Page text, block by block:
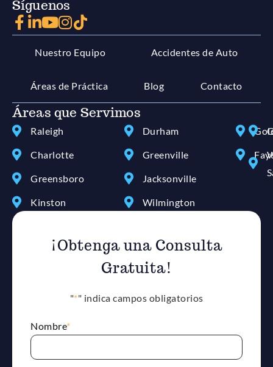
Síguenos
Nuestro Equipo Accidentes de Auto
Áreas de Práctica Blog Contacto
Áreas que Servimos
Raleigh
Charlotte
Greensboro
Kinston
Durham
Greenville
Jacksonville
Wilmington
¡Obtenga una Consulta
Gratuita!
"*" indica campos obligatorios
Nombre*